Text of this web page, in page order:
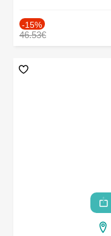
-15%
46.53€